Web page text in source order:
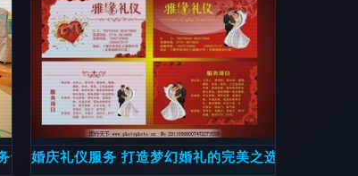
详解婚庆礼仪服务 打造梦幻婚礼的完美之选